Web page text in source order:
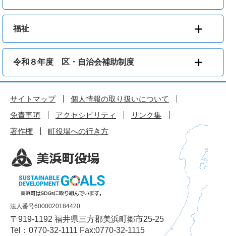
福祉
令和８年度 区・自治会補助制度
サイトマップ
個人情報の取り扱いについて
免責事項
アクセシビリティ
リンク集
著作権
町役場への行き方
法人番号6000020184420
〒919-1192 福井県三方郡美浜町郷市25-25
Tel：0770-32-1111 Fax:0770-32-1115